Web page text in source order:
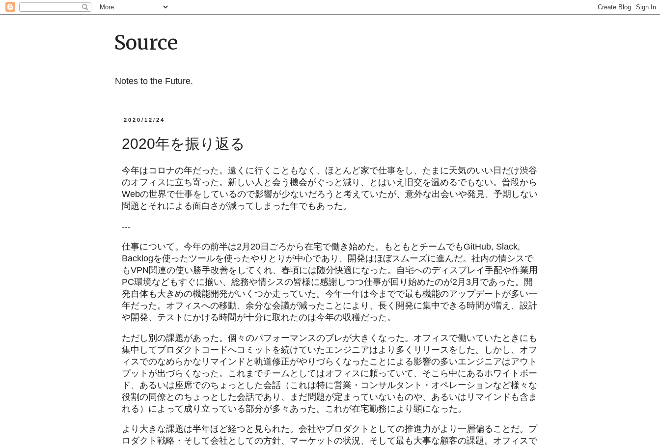
Source
Notes to the Future.
2020/12/24
2020年を振り返る
今年はコロナの年だった。遠くに行くこともなく、ほとんど家で仕事をし、たまに天気のいい日だけ渋谷
のオフィスに立ち寄った。新しい人と会う機会がぐっと減り、とはいえ旧交を温めるでもない。普段から
Webの世界で仕事をしているので影響が少ないだろうと考えていたが、意外な出会いや発見、予期しない
問題とそれによる面白さが減ってしまった年でもあった。
---
仕事について。今年の前半は2月20日ごろから在宅で働き始めた。もともとチームでもGitHub, Slack,
Backlogを使ったツールを使ったやりとりが中心であり、開発はほぼスムーズに進んだ。社内の情シスで
もVPN関連の使い勝手改善をしてくれ、春頃には随分快適になった。自宅へのディスプレイ手配や作業用
PC環境などもすぐに揃い、総務や情シスの皆様に感謝しつつ仕事が回り始めたのが2月3月であった。開
発自体も大きめの機能開発がいくつか走っていた。今年一年は今までで最も機能のアップデートが多い一
年だった。オフィスへの移動、余分な会議が減ったことにより、長く開発に集中できる時間が増え、設計
や開発、テストにかける時間が十分に取れたのは今年の収穫だった。
ただし別の課題があった。個々のパフォーマンスのブレが大きくなった。オフィスで働いていたときにも
集中してプロダクトコードへコミットを続けていたエンジニアはより多くリリースをした。しかし、オフ
ィスでのなめらかなリマインドと軌道修正がやりづらくなったことによる影響の多いエンジニアはアウト
プットが出づらくなった。これまでチームとしてはオフィスに頼っていて、そこら中にあるホワイトボー
ド、あるいは座席でのちょっとした会話（これは特に営業・コンサルタント・オペレーションなど様々な
役割の同僚とのちょっとした会話であり、まだ問題が定まっていないものや、あるいはリマインドも含ま
れる）によって成り立っている部分が多々あった。これが在宅勤務により顕になった。
より大きな課題は半年ほど経つと見られた。会社やプロダクトとしての推進力がより一層偏ることだ。プ
ロダクト戦略・そして会社としての方針、マーケットの状況、そして最も大事な顧客の課題。オフィスで